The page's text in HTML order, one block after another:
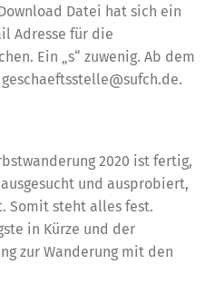
Datei hat sich ein
Adresse für die
Ein „s“ zuwenig. Ab dem
2020 ist fertig,
und ausprobiert,
Somit steht alles fest.
in Kürze und der
zur Wanderung mit den